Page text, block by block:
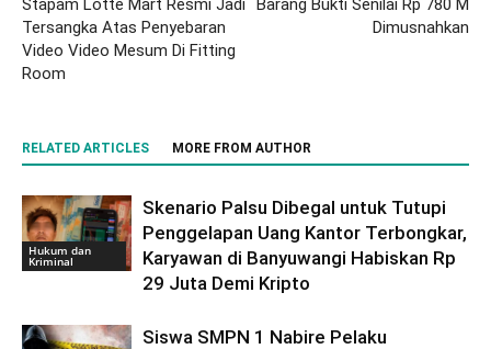
Stapam Lotte Mart Resmi Jadi
Tersangka Atas Penyebaran
Video Video Mesum Di Fitting
Room
Barang Bukti Senilai Rp 780 M
Dimusnahkan
RELATED ARTICLES MORE FROM AUTHOR
Hukum dan
Kriminal
Skenario Palsu Dibegal untuk Tutupi
Penggelapan Uang Kantor Terbongkar,
Karyawan di Banyuwangi Habiskan Rp
29 Juta Demi Kripto
Siswa SMPN 1 Nabire Pelaku